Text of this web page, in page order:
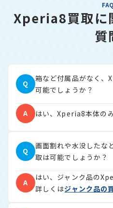
FAQ
Xperia8買取に
質
Q
箱など付属品がなく、
可能でしょうか？
A はい、Xperia8本体の
Q
画面割れや水没したな
取は可能でしょうか？
A
はい、ジャンク品の
詳しくはジャンク品の